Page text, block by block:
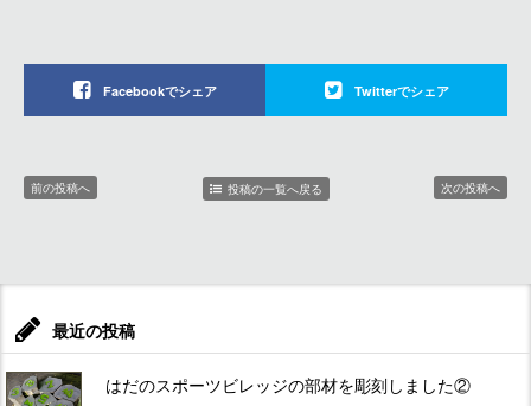
Facebookでシェア Twitterでシェア
前の投稿へ 投稿の一覧へ戻る 次の投稿へ
最近の投稿
はだのスポーツビレッジの部材を彫刻しました②